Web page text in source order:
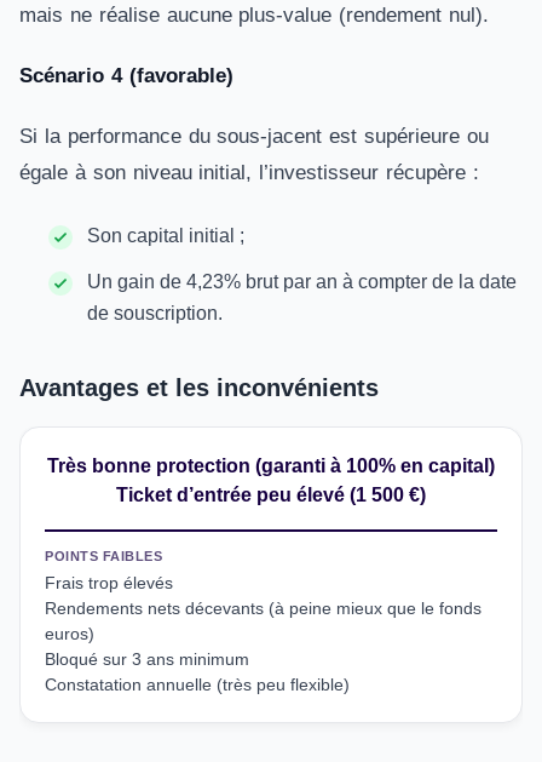
mais ne réalise aucune plus-value (rendement nul).
Scénario 4 (favorable)
Si la performance du sous-jacent est supérieure ou
égale à son niveau initial, l’investisseur récupère :
Son capital initial ;
Un gain de 4,23% brut par an à compter de la date
de souscription.
Avantages et les inconvénients
Très bonne protection (garanti à 100% en capital)
Ticket d’entrée peu élevé (1 500 €)
POINTS FAIBLES
Frais trop élevés
Rendements nets décevants (à peine mieux que le fonds
euros)
Bloqué sur 3 ans minimum
Constatation annuelle (très peu flexible)